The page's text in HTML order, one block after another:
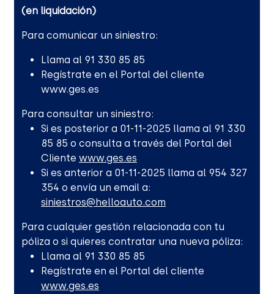
(en liquidación)
Para comunicar un siniestro:
Llama al 91 330 85 85
Regístrate en el Portal del cliente
www.ges.es
Para consultar un siniestro:
Si es posterior a 01-11-2025 llama al 91 330
85 85 o consulta a través del Portal del
Cliente www.ges.es
Si es anterior a 01-11-2025 llama al 954 327
354 o envía un email a:
siniestros@helloauto.com
Para cualquier gestión relacionada con tu
póliza o si quieres contratar una nueva póliza:
Llama al 91 330 85 85
Regístrate en el Portal del cliente
www.ges.es